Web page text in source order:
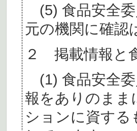
(5) 食品安全委
元の機関に確認
２ 掲載情報と
(1) 食品安全委
報をありのまま
ションに資する